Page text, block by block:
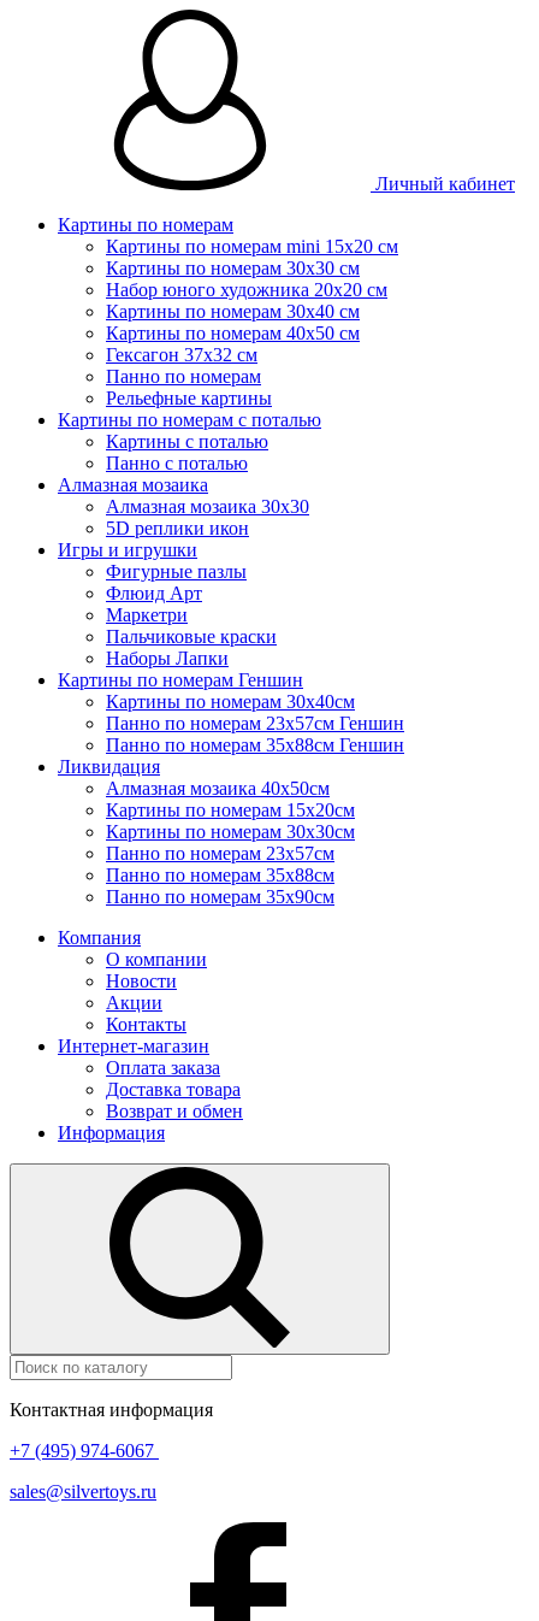
Личный кабинет
Картины по номерам
Картины по номерам mini 15х20 см
Картины по номерам 30x30 см
Набор юного художника 20х20 см
Картины по номерам 30х40 см
Картины по номерам 40х50 см
Гексагон 37х32 см
Панно по номерам
Рельефные картины
Картины по номерам с поталью
Картины с поталью
Панно с поталью
Алмазная мозаика
Алмазная мозаика 30х30
5D реплики икон
Игры и игрушки
Фигурные пазлы
Флюид Арт
Маркетри
Пальчиковые краски
Наборы Лапки
Картины по номерам Геншин
Картины по номерам 30х40см
Панно по номерам 23х57см Геншин
Панно по номерам 35х88см Геншин
Ликвидация
Алмазная мозаика 40х50см
Картины по номерам 15х20см
Картины по номерам 30х30см
Панно по номерам 23х57см
Панно по номерам 35х88см
Панно по номерам 35х90см
Компания
О компании
Новости
Акции
Контакты
Интернет-магазин
Оплата заказа
Доставка товара
Возврат и обмен
Информация
Контактная информация
+7 (495) 974-6067
sales@silvertoys.ru